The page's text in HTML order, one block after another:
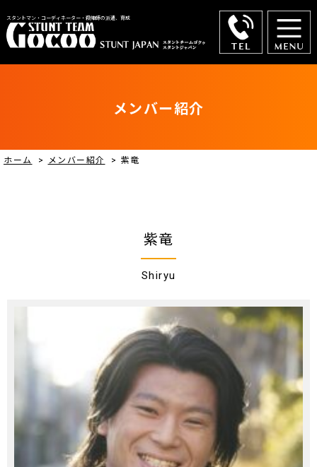
スタントマン・コーディネーター・殺陣師の派遣、育成
メンバー紹介
ホーム > メンバー紹介 > 紫竜
紫竜
Shiryu